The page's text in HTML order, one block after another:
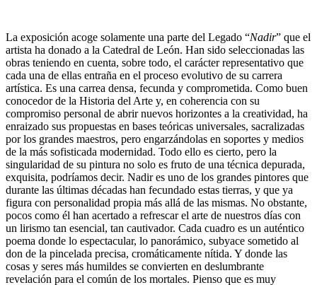
La exposición acoge solamente una parte del Legado “Nadir” que el
artista ha donado a la Catedral de León. Han sido seleccionadas las
obras teniendo en cuenta, sobre todo, el carácter representativo que
cada una de ellas entraña en el proceso evolutivo de su carrera
artística. Es una carrea densa, fecunda y comprometida. Como buen
conocedor de la Historia del Arte y, en coherencia con su
compromiso personal de abrir nuevos horizontes a la creatividad, ha
enraizado sus propuestas en bases teóricas universales, sacralizadas
por los grandes maestros, pero engarzándolas en soportes y medios
de la más sofisticada modernidad. Todo ello es cierto, pero la
singularidad de su pintura no solo es fruto de una técnica depurada,
exquisita, podríamos decir. Nadir es uno de los grandes pintores que
durante las últimas décadas han fecundado estas tierras, y que ya
figura con personalidad propia más allá de las mismas. No obstante,
pocos como él han acertado a refrescar el arte de nuestros días con
un lirismo tan esencial, tan cautivador. Cada cuadro es un auténtico
poema donde lo espectacular, lo panorámico, subyace sometido al
don de la pincelada precisa, cromáticamente nítida. Y donde las
cosas y seres más humildes se convierten en deslumbrante
revelación para el común de los mortales. Pienso que es muy